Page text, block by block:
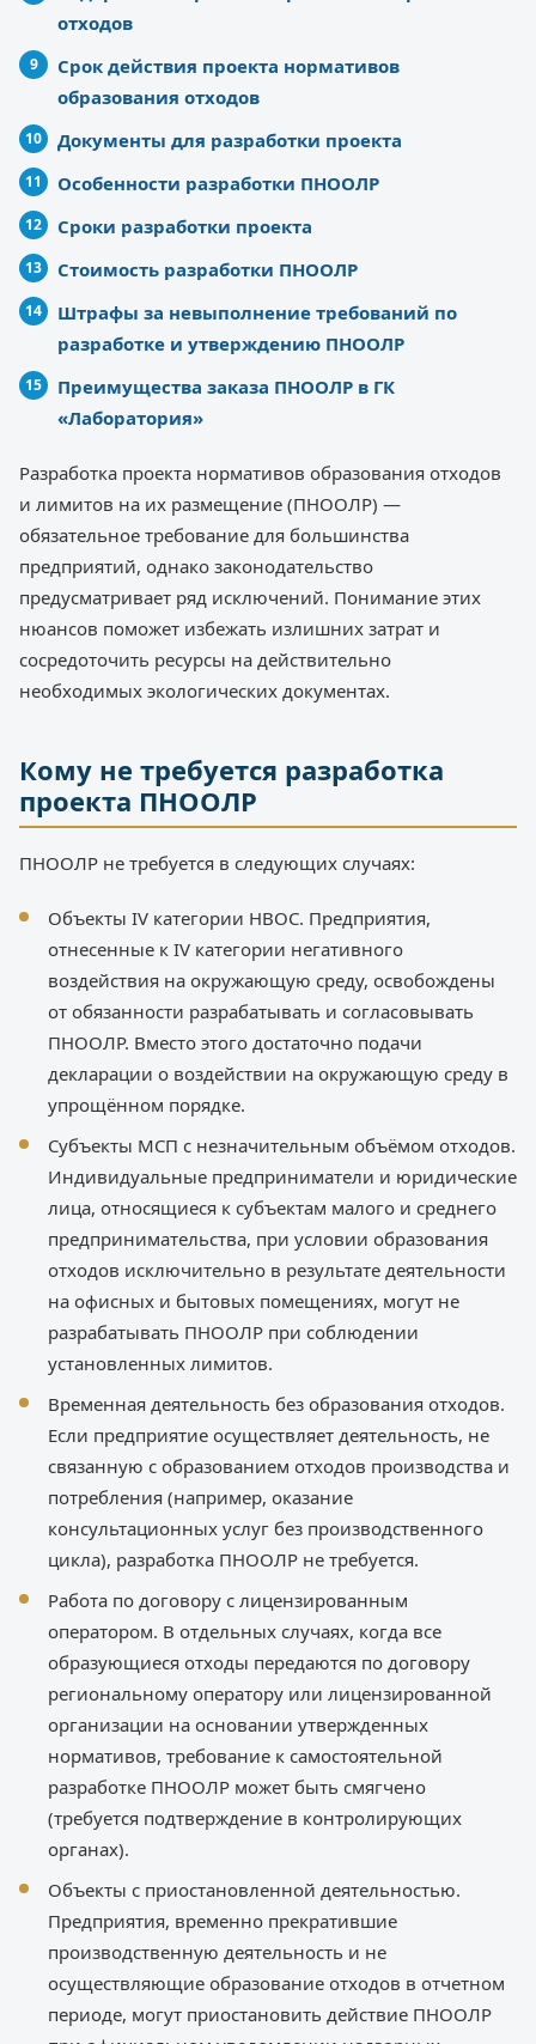
отходов
Срок действия проекта нормативов
образования отходов
Документы для разработки проекта
Особенности разработки ПНООЛР
Сроки разработки проекта
Стоимость разработки ПНООЛР
Штрафы за невыполнение требований по
разработке и утверждению ПНООЛР
Преимущества заказа ПНООЛР в ГК
«Лаборатория»
Разработка проекта нормативов образования отходов
и лимитов на их размещение (ПНООЛР) —
обязательное требование для большинства
предприятий, однако законодательство
предусматривает ряд исключений. Понимание этих
нюансов поможет избежать излишних затрат и
сосредоточить ресурсы на действительно
необходимых экологических документах.
Кому не требуется разработка
проекта ПНООЛР
ПНООЛР не требуется в следующих случаях:
Объекты IV категории НВОС. Предприятия,
отнесенные к IV категории негативного
воздействия на окружающую среду, освобождены
от обязанности разрабатывать и согласовывать
ПНООЛР. Вместо этого достаточно подачи
декларации о воздействии на окружающую среду в
упрощённом порядке.
Субъекты МСП с незначительным объёмом отходов.
Индивидуальные предприниматели и юридические
лица, относящиеся к субъектам малого и среднего
предпринимательства, при условии образования
отходов исключительно в результате деятельности
на офисных и бытовых помещениях, могут не
разрабатывать ПНООЛР при соблюдении
установленных лимитов.
Временная деятельность без образования отходов.
Если предприятие осуществляет деятельность, не
связанную с образованием отходов производства и
потребления (например, оказание
консультационных услуг без производственного
цикла), разработка ПНООЛР не требуется.
Работа по договору с лицензированным
оператором. В отдельных случаях, когда все
образующиеся отходы передаются по договору
региональному оператору или лицензированной
организации на основании утвержденных
нормативов, требование к самостоятельной
разработке ПНООЛР может быть смягчено
(требуется подтверждение в контролирующих
органах).
Объекты с приостановленной деятельностью.
Предприятия, временно прекратившие
производственную деятельность и не
осуществляющие образование отходов в отчетном
периоде, могут приостановить действие ПНООЛР